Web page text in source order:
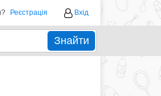
Реєстрація Вхід
Знайти